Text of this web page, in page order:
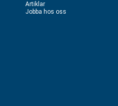
Artiklar
Jobba hos oss